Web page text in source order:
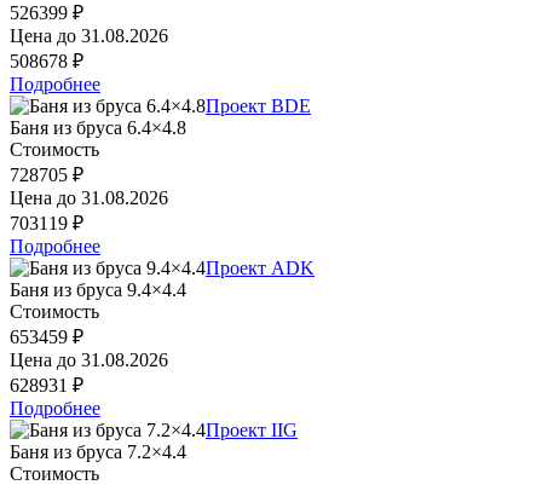
526399 ₽
Цена до 31.08.2026
508678 ₽
Подробнее
Проект BDE
Баня из бруса 6.4×4.8
Стоимость
728705 ₽
Цена до 31.08.2026
703119 ₽
Подробнее
Проект ADK
Баня из бруса 9.4×4.4
Стоимость
653459 ₽
Цена до 31.08.2026
628931 ₽
Подробнее
Проект IIG
Баня из бруса 7.2×4.4
Стоимость